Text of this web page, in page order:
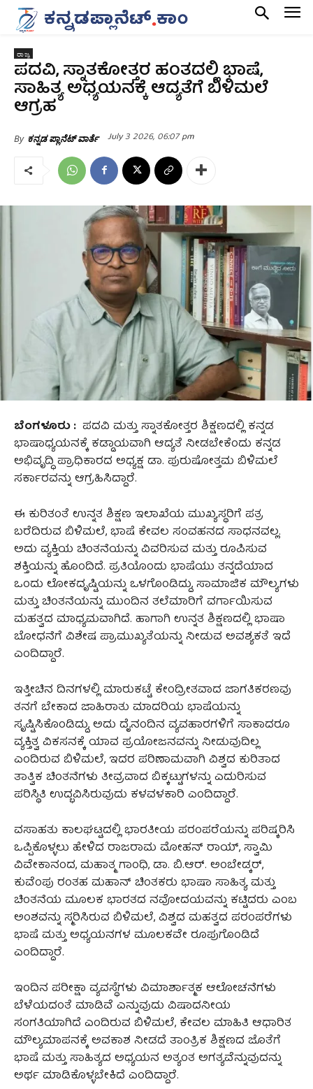
ರಾಜ್ಯ
ಪದವಿ, ಸ್ನಾತಕೋತ್ತರ ಹಂತದಲ್ಲಿ ಭಾಷೆ,
ಸಾಹಿತ್ಯ ಅಧ್ಯಯನಕ್ಕೆ ಆದ್ಯತೆಗೆ ಬಿಳಿಮಲೆ
ಆಗ್ರಹ
By ಕನ್ನಡ ಪ್ಲಾನೆಟ್ ವಾರ್ತೆ July 3 2026, 06:07 pm
ಬೆಂಗಳೂರು : ಪದವಿ ಮತ್ತು ಸ್ನಾತಕೋತ್ತರ ಶಿಕ್ಷಣದಲ್ಲಿ ಕನ್ನಡ
ಭಾಷಾಧ್ಯಯನಕ್ಕೆ ಕಡ್ಡಾಯವಾಗಿ ಆದ್ಯತೆ ನೀಡಬೇಕೆಂದು ಕನ್ನಡ
ಅಭಿವೃದ್ಧಿ ಪ್ರಾಧಿಕಾರದ ಅಧ್ಯಕ್ಷ ಡಾ. ಪುರುಷೋತ್ತಮ ಬಿಳಿಮಲೆ
ಸರ್ಕಾರವನ್ನು ಆಗ್ರಹಿಸಿದ್ದಾರೆ.
ಈ ಕುರಿತಂತೆ ಉನ್ನತ ಶಿಕ್ಷಣ ಇಲಾಖೆಯ ಮುಖ್ಯಸ್ಥರಿಗೆ ಪತ್ರ
ಬರೆದಿರುವ ಬಿಳಿಮಲೆ, ಭಾಷೆ ಕೇವಲ ಸಂವಹನದ ಸಾಧನವಲ್ಲ.
ಅದು ವ್ಯಕ್ತಿಯ ಚಿಂತನೆಯನ್ನು ವಿವರಿಸುವ ಮತ್ತು ರೂಪಿಸುವ
ಶಕ್ತಿಯನ್ನು ಹೊಂದಿದೆ. ಪ್ರತಿಯೊಂದು ಭಾಷೆಯು ತನ್ನದೆಯಾದ
ಒಂದು ಲೋಕದೃಷ್ಟಿಯನ್ನು ಒಳಗೊಂಡಿದ್ದು, ಸಾಮಾಜಿಕ ಮೌಲ್ಯಗಳು
ಮತ್ತು ಚಿಂತನೆಯನ್ನು ಮುಂದಿನ ತಲೆಮಾರಿಗೆ ವರ್ಗಾಯಿಸುವ
ಮಹತ್ವದ ಮಾಧ್ಯಮವಾಗಿದೆ. ಹಾಗಾಗಿ ಉನ್ನತ ಶಿಕ್ಷಣದಲ್ಲಿ ಭಾಷಾ
ಬೋಧನೆಗೆ ವಿಶೇಷ ಪ್ರಾಮುಖ್ಯತೆಯನ್ನು ನೀಡುವ ಅವಶ್ಯಕತೆ ಇದೆ
ಎಂದಿದ್ದಾರೆ.
ಇತ್ತೀಚಿನ ದಿನಗಳಲ್ಲಿ ಮಾರುಕಟ್ಟೆ ಕೇಂದ್ರೀತವಾದ ಜಾಗತಿಕರಣವು
ತನಗೆ ಬೇಕಾದ ಜಾಹಿರಾತು ಮಾದರಿಯ ಭಾಷೆಯನ್ನು
ಸೃಷ್ಟಿಸಿಕೊಂಡಿದ್ದು, ಅದು ದೈನಂದಿನ ವ್ಯವಹಾರಗಳಿಗೆ ಸಾಕಾದರೂ
ವ್ಯಕ್ತಿತ್ವ ವಿಕಸನಕ್ಕೆ ಯಾವ ಪ್ರಯೋಜನವನ್ನು ನೀಡುವುದಿಲ್ಲ
ಎಂದಿರುವ ಬಿಳಿಮಲೆ, ಇದರ ಪರಿಣಾಮವಾಗಿ ವಿಶ್ವದ ಕುರಿತಾದ
ತಾತ್ವಿಕ ಚಿಂತನೆಗಳು ತೀವ್ರವಾದ ಬಿಕ್ಕಟ್ಟುಗಳನ್ನು ಎದುರಿಸುವ
ಪರಿಸ್ಥಿತಿ ಉದ್ಭವಿಸಿರುವುದು ಕಳವಳಕಾರಿ ಎಂದಿದ್ದಾರೆ.
ವಸಾಹತು ಕಾಲಘಟ್ಟದಲ್ಲಿ ಭಾರತೀಯ ಪರಂಪರೆಯನ್ನು ಪರಿಷ್ಕರಿಸಿ
ಒಪ್ಪಿಕೊಳ್ಳಲು ಹೇಳಿದ ರಾಜರಾಮ ಮೋಹನ್ ರಾಯ್, ಸ್ವಾಮಿ
ವಿವೇಕಾನಂದ, ಮಹಾತ್ಮ ಗಾಂಧಿ, ಡಾ. ಬಿ.ಆರ್. ಅಂಬೇಡ್ಕರ್,
ಕುವೆಂಪು ರಂತಹ ಮಹಾನ್ ಚಿಂತಕರು ಭಾಷಾ ಸಾಹಿತ್ಯ ಮತ್ತು
ಚಿಂತನೆಯ ಮೂಲಕ ಭಾರತದ ನವೋದಯವನ್ನು ಕಟ್ಟಿದರು ಎಂಬ
ಅಂಶವನ್ನು ಸ್ಮರಿಸಿರುವ ಬಿಳಿಮಲೆ, ವಿಶ್ವದ ಮಹತ್ವದ ಪರಂಪರೆಗಳು
ಭಾಷೆ ಮತ್ತು ಅಧ್ಯಯನಗಳ ಮೂಲಕವೇ ರೂಪುಗೊಂಡಿದೆ
ಎಂದಿದ್ದಾರೆ.
ಇಂದಿನ ಪರೀಕ್ಷಾ ವ್ಯವಸ್ಥೆಗಳು ವಿಮಾರ್ಶಾತ್ಮಕ ಆಲೋಚನೆಗಳು
ಬೆಳೆಯದಂತೆ ಮಾಡಿವೆ ಎನ್ನುವುದು ವಿಷಾದನೀಯ
ಸಂಗತಿಯಾಗಿದೆ ಎಂದಿರುವ ಬಿಳಿಮಲೆ, ಕೇವಲ ಮಾಹಿತಿ ಆಧಾರಿತ
ಮೌಲ್ಯಮಾಪನಕ್ಕೆ ಅವಕಾಶ ನೀಡದೆ ತಾಂತ್ರಿಕ ಶಿಕ್ಷಣದ ಜೊತೆಗೆ
ಭಾಷೆ ಮತ್ತು ಸಾಹಿತ್ಯದ ಅಧ್ಯಯನ ಅತ್ಯಂತ ಅಗತ್ಯವೆನ್ನುವುದನ್ನು
ಅರ್ಥ ಮಾಡಿಕೊಳ್ಳಬೇಕಿದೆ ಎಂದಿದ್ದಾರೆ.